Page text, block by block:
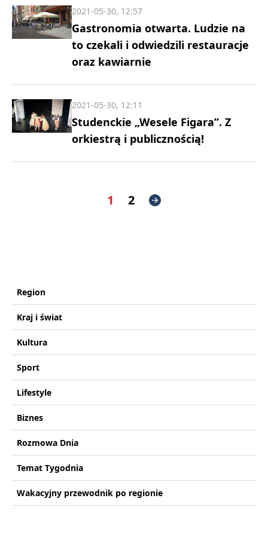
Gastronomia otwarta. Ludzie na
to czekali i odwiedzili restauracje
oraz kawiarnie
2021-05-30, 12:57
Studenckie „Wesele Figara”. Z
orkiestrą i publicznością!
2021-05-30, 12:11
1 2
Region
Kraj i świat
Kultura
Sport
Lifestyle
Biznes
Rozmowa Dnia
Temat Tygodnia
Wakacyjny przewodnik po regionie